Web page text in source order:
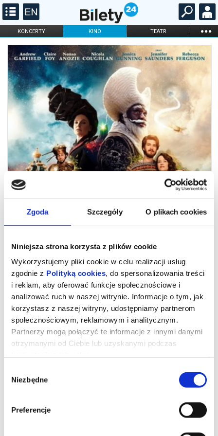
Zgoda Szczegóły O plikach cookies
Niniejsza strona korzysta z plików cookie
Wykorzystujemy pliki cookie w celu realizacji usług
zgodnie z Polityką cookies, do spersonalizowania treści
i reklam, aby oferować funkcje społecznościowe i
analizować ruch w naszej witrynie. Informacje o tym, jak
korzystasz z naszej witryny, udostępniamy partnerom
społecznościowym, reklamowym i analitycznym.
Partnerzy mogą połączyć te informacje z innymi danymi
otrzymanymi od Ciebie lub uzyskanymi podczas
zgody
Niezbędne
Preferencje
KONCERTY KINO TEATR ...
FILHARMONIA OPERA I BALET
STAND-UP
DLA DZIECI
ONLINE KARNETY
Drzewo magii
Polly i Tim wraz z trójką dzieci to współczesna rodzina, która staje
prowincję. Wkrótce po przyjeździe okazuje się, że najmłodsi
muszą obejść się bez Wi-Fi i ukochanych elektronicznych
gadżetów oraz odkryć uroki świata na świeżym powietrzu.
drzewo, zamieszkane przez barwne, ekscentryczne istoty. Jeśli